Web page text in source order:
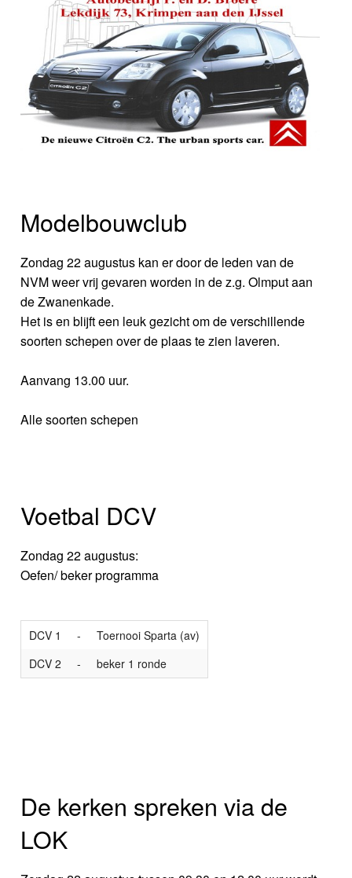
Modelbouwclub
Zondag 22 augustus kan er door de leden van de
NVM weer vrij gevaren worden in de z.g. Olmput aan
de Zwanenkade.
Het is en blijft een leuk gezicht om de verschillende
soorten schepen over de plaas te zien laveren.
Aanvang 13.00 uur.
Alle soorten schepen
Voetbal DCV
Zondag 22 augustus:
Oefen/ beker programma
DCV 1 -
Toernooi Sparta (av)
DCV 2
- beker 1 ronde
De kerken spreken via de
LOK